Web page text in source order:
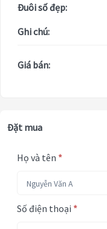
Đuôi số đẹp:
Ghi chú:
Giá bán:
Đặt mua
Họ và tên *
Số điện thoại *